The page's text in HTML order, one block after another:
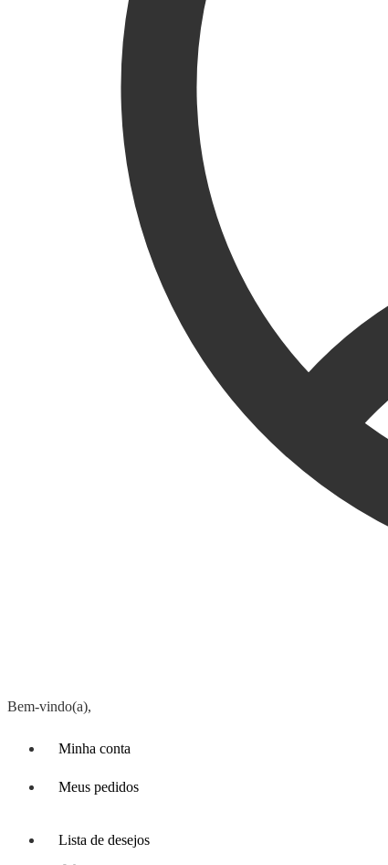
Bem-vindo(a),
Minha conta
Meus pedidos
Lista de desejos